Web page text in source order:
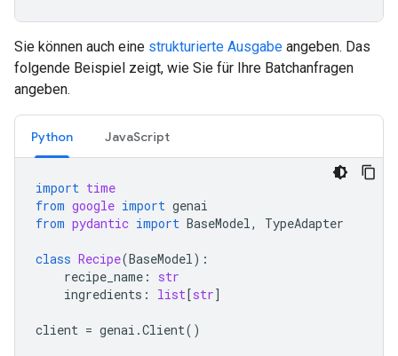
Sie können auch eine strukturierte Ausgabe angeben. Das
folgende Beispiel zeigt, wie Sie für Ihre Batchanfragen
angeben.
Python JavaScript
import time
from google import genai
from pydantic import BaseModel, TypeAdapter
class Recipe(BaseModel):
recipe_name :
str
ingredients : list[str]
client = genai .Client()